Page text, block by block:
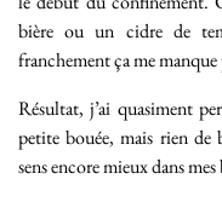
bière ou un cidre de
franchement ça me manque
Résultat, j’ai quasiment
petite bouée, mais rien
sens encore mieux dans mes